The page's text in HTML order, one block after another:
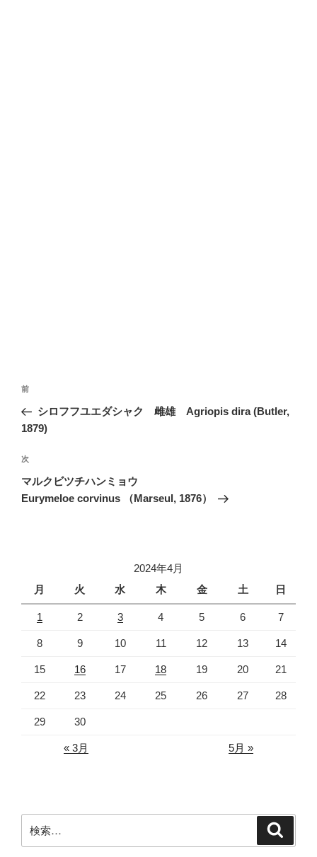
投
ナ
ゲ
ー
シ
前
の
投
前
シロフフユエダシャク 雌雄 Agriopis dira (Butler,
1879)
次
の
投
次
マルクビツチハンミョウ
Eurymeloe corvinus （Marseul, 1876）
2024年4月
月
火 水 木 金 土 日
1 2 3 4 5 6 7
8 9 10 11 12 13 14
15 16 17 18 19 20 21
22 23 24 25 26 27 28
29 30
« 3月 5月 »
索: